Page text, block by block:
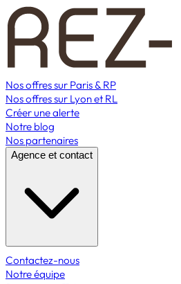
Nos offres sur Paris & RP
Nos offres sur Lyon et RL
Créer une alerte
Notre blog
Nos partenaires
Agence et contact
Contactez-nous
Notre équipe